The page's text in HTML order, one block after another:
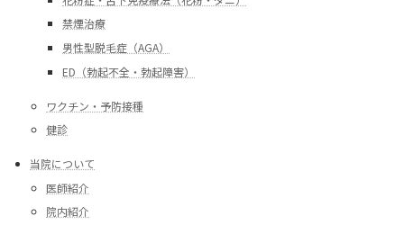
禁煙治療
男性型脱毛症（AGA）
ED（勃起不全・勃起障害）
ワクチン・予防接種
健診
当院について
医師紹介
院内紹介